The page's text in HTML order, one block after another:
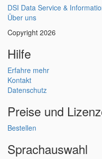
DSI Data Service &
Über uns
Copyright 2026
Hilfe
Erfahre mehr
Kontakt
Datenschutz
Preise und
Bestellen
Sprachauswahl